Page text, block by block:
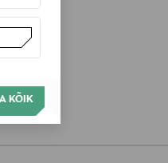
KÕIK